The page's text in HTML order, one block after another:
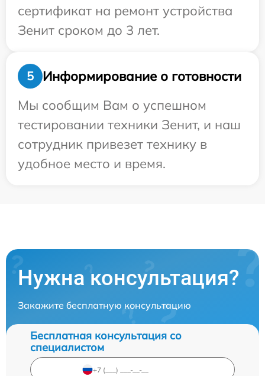
сертификат на ремонт устройства
Зенит сроком до 3 лет.
5
Информирование о готовности
Мы сообщим Вам о успешном
тестировании техники Зенит, и наш
сотрудник привезет технику в
удобное место и время.
Нужна консультация?
Закажите бесплатную консультацию
Бесплатная консультация со
специалистом